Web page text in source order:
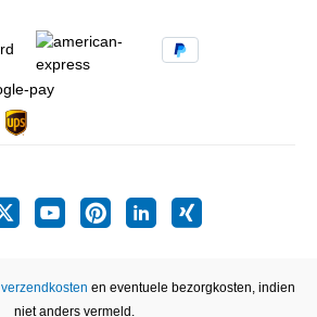
verzendkosten en eventuele bezorgkosten, indien
niet anders vermeld.